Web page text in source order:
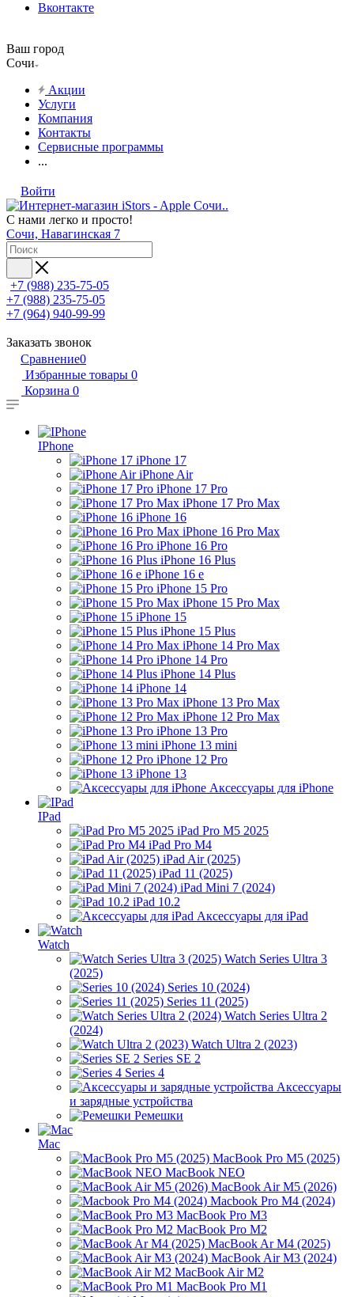
Вконтакте
Ваш город
Сочи
Акции
Услуги
Компания
Контакты
Сервисные программы
...
Войти
С нами легко и просто!
Сочи, Навагинская 7
+7 (988) 235-75-05
+7 (988) 235-75-05
+7 (964) 940-99-99
Заказать звонок
Сравнение0
Избранные товары 0
Корзина 0
IPhone
iPhone 17
iPhone Air
iPhone 17 Pro
iPhone 17 Pro Max
iPhone 16
iPhone 16 Pro Max
iPhone 16 Pro
iPhone 16 Plus
iPhone 16 e
iPhone 15 Pro
iPhone 15 Pro Max
iPhone 15
iPhone 15 Plus
iPhone 14 Pro Max
iPhone 14 Pro
iPhone 14 Plus
iPhone 14
iPhone 13 Pro Max
iPhone 12 Pro Max
iPhone 13 Pro
iPhone 13 mini
iPhone 12 Pro
iPhone 13
Аксессуары для iPhone
IPad
iPad Pro M5 2025
iPad Pro M4
iPad Air (2025)
iPad 11 (2025)
iPad Mini 7 (2024)
iPad 10.2
Аксессуары для iPad
Watch
Watch Series Ultra 3
(2025)
Series 10 (2024)
Series 11 (2025)
Watch Series Ultra 2
(2024)
Watch Ultra 2 (2023)
Series SE 2
Series 4
Аксессуары
и зарядные устройства
Ремешки
Mac
MacBook Pro M5 (2025)
MacBook NEO
MacBook Air M5 (2026)
Macbook Pro M4 (2024)
MacBook Pro M3
MacBook Pro M2
MacBook Ar M4 (2025)
MacBook Air M3 (2024)
MacBook Air M2
MacBook Pro M1